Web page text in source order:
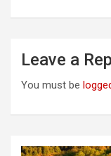
Leave a
You must be